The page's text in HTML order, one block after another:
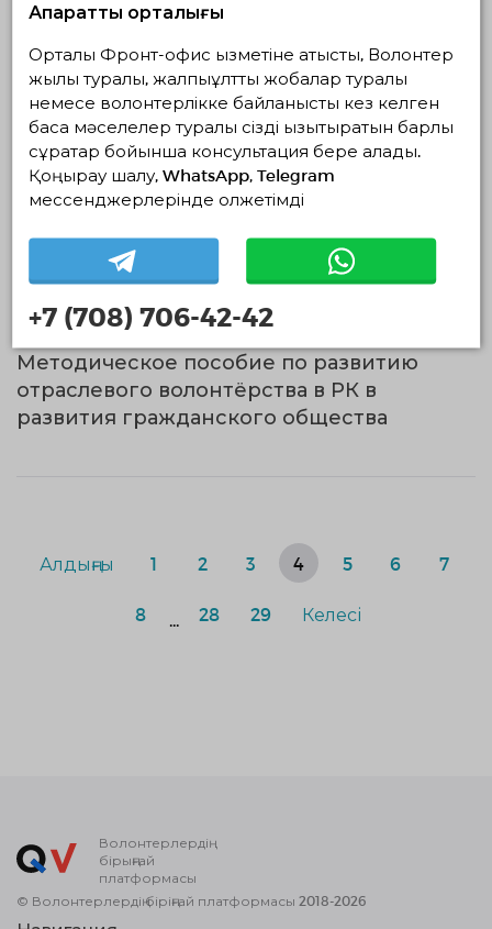
ЖҮКТЕУ
Оценка уровня общественного доверия к
волонтерству 2025
Методическое пособие по развитию
отраслевого волонтёрства в РК в
развития гражданского общества
Алдыңғы 1 2 3 4 5 6 7
8 28 29 Келесі
Волонтерлердің
бірыңғай
платформасы
© Волонтерлердің біріңғай платформасы 2018-2026
Ақпараттық орталығы
Орталық Фронт-офис қызметіне қатысты, Волонтер
жылы туралы, жалпыұлттық жобалар туралы
немесе волонтерлікке байланысты кез келген
басқа мәселелер туралы сізді қызықтыратын барлық
сұрақтар бойынша консультация бере алады.
Қоңырау шалу, WhatsApp, Telegram
мессенджерлерінде қолжетімді
+7 (708) 706-42-42